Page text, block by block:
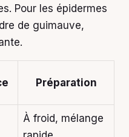
Pour les épidermes
de guimauve,
Préparation
À froid, mélange